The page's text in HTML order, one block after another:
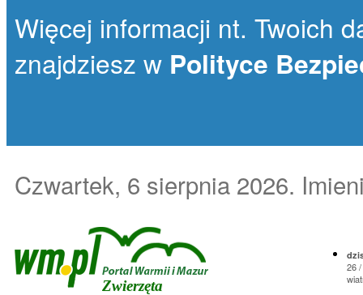
Więcej informacji nt. Twoich
znajdziesz w Polityce
Czwartek, 6 sierpnia 2026.
Zwierzęta
26 /